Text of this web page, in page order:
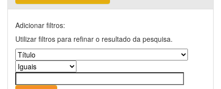
Adicionar filtros:
Utilizar filtros para refinar o resultado da pesquisa.